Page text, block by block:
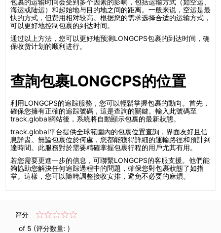
包裹的运输时间会受到多个因素的影响，包括运输方式（如空运、
海运或陆运）和起始地与目的地之间的距离。一般来说，空运是最
快的方式，但费用相对较高。根据您的需求选择合适的运输方式，
可以更好地控制包裹的到达时间。
通过以上方法，您可以更好地预测LONGCPS包裹的到达时间，确
保收货计划的顺利进行。
查詢包裹LONGCPS的位置
利用LONGCPS的追踪服務，您可以輕鬆掌握包裹的動向。首先，
確保您擁有正確的追踪號碼，這是查詢的關鍵。輸入此號碼至
track.global網站後，系統將自動顯示包裹的最新狀態。
track.global平台提供全球範圍內的包裹位置查詢，界面友好且信
息詳盡。無論包裹位於何處，您都能獲得詳細的運輸路徑和預計到
達時間。此服務對於需要精確掌握包裹行程的用戶尤其有用。
若您需要更進一步的信息，可聯繫LONGCPS的客服支援。他們能
夠協助您解決任何追踪過程中的問題，確保您對包裹狀態了如指
掌。這樣，您可以隨時調整接收安排，避免不必要的麻煩。
评分
of 5 (评分数量: )